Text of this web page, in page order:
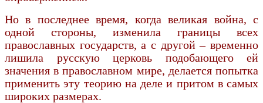
Но в последнее время, когда великая война, с
одной стороны, изменила границы всех
православных государств, а с другой – временно
лишила русскую церковь подобающего ей
значения в православном мире, делается попытка
приме­нить эту теорию на деле и притом в самых
широких размерах.